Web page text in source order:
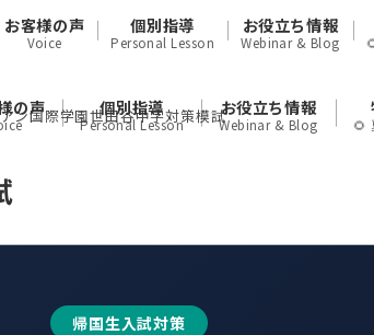
の声 個別指導
Personal Lesson
お役立ち情報
Webinar & Blog 🌻
お客様の声
Voice
個別指導
Personal Lesson
お役立ち情報
Webinar & Blog
ン国際学園世田谷中学対策模試
帰国生入試対策